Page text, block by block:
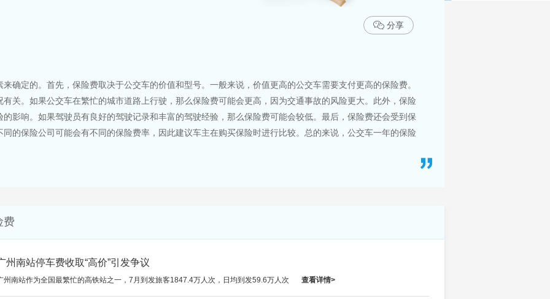
分享
确定的。首先，保险费取决于公交车的价值和型号。一般来说，价值更高的公交车需要支付更高的保险费。
关。如果公交车在繁忙的城市道路上行驶，那么保险费可能会更高，因为交通事故的风险更大。此外，保险
影响。如果驾驶员有良好的驾驶记录和丰富的驾驶经验，那么保险费可能会较低。最后，保险费还会受到保
的保险公司可能会有不同的保险费率，因此建议车主在购买保险时进行比较。总的来说，公交车一年的保险
费
州南站停车费收取“高价”引发争议
州南站作为全国最繁忙的高铁站之一，7月到发旅客1847.4万人次，日均到发59.6万人次 查看详情>